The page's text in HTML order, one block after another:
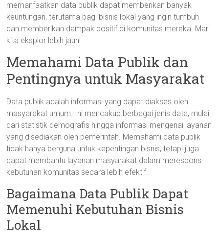
memanfaatkan data publik dapat memberikan banyak
keuntungan, terutama bagi bisnis lokal yang ingin tumbuh
dan memberikan dampak positif di komunitas mereka. Mari
kita eksplor lebih jauh!
Memahami Data Publik dan
Pentingnya untuk Masyarakat
Data publik adalah informasi yang dapat diakses oleh
masyarakat umum. Ini mencakup berbagai jenis data, mulai
dari statistik demografis hingga informasi mengenai layanan
yang disediakan oleh pemerintah. Memahami data publik
tidak hanya berguna untuk kepentingan bisnis, tetapi juga
dapat membantu layanan masyarakat dalam merespons
kebutuhan komunitas secara lebih efektif.
Bagaimana Data Publik Dapat
Memenuhi Kebutuhan Bisnis
Lokal